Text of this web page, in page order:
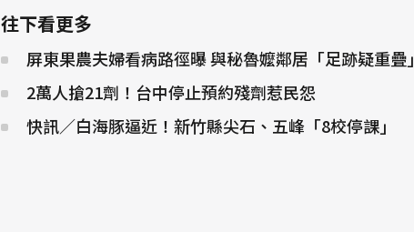
往下看更多
屏東果農夫婦看病路徑曝 與秘魯嬤鄰居「足跡疑重疊」
2萬人搶21劑！台中停止預約殘劑惹民怨
快訊／白海豚逼近！新竹縣尖石、五峰「8校停課」